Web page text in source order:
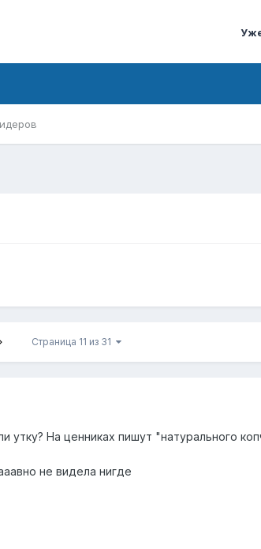
Страница 11 из 31
утку? На ценниках пишут "натурального
не видела нигде